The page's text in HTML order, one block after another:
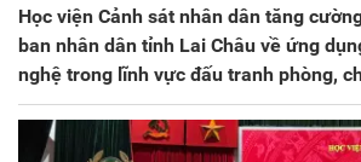
Học viện Cảnh sát nhân dân tăng
ban nhân dân tỉnh Lai Châu về ứng
nghệ trong lĩnh vực đấu tranh phòng,